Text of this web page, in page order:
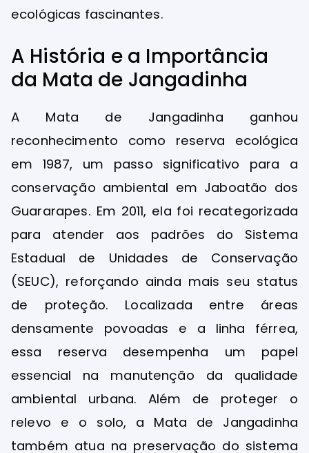
ecológicas fascinantes.
A História e a Importância
da Mata de Jangadinha
A Mata de Jangadinha ganhou
reconhecimento como reserva ecológica
em 1987, um passo significativo para a
conservação ambiental em Jaboatão dos
Guararapes. Em 2011, ela foi recategorizada
para atender aos padrões do Sistema
Estadual de Unidades de Conservação
(SEUC), reforçando ainda mais seu status
de proteção. Localizada entre áreas
densamente povoadas e a linha férrea,
essa reserva desempenha um papel
essencial na manutenção da qualidade
ambiental urbana. Além de proteger o
relevo e o solo, a Mata de Jangadinha
também atua na preservação do sistema